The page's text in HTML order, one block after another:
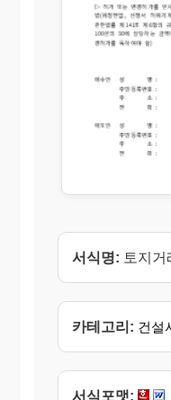
서식명: 토지
카테고리: 건설
서식포맷: